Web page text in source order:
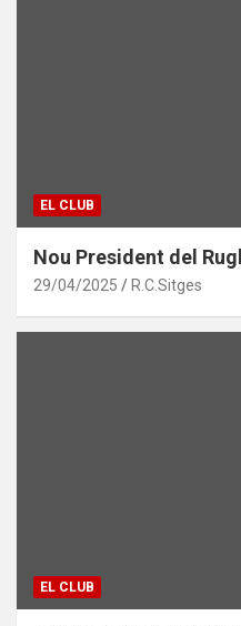
EL CLUB
Nou President del
29/04/2025 R.C.Sitges
EL CLUB